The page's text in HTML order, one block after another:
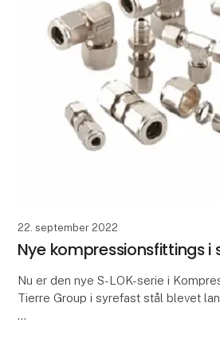
22. september 2022
Nye kompressionsfittings i
Nu er den nye S-LOK-serie i
Tierre Group i syrefast stål blevet